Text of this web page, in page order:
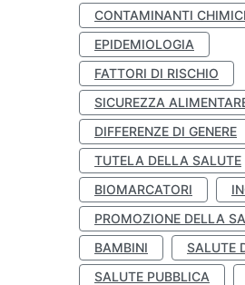
CONTAMINANTI CHIMICI
EPIDEMIOLOGIA
FATTORI DI RISCHIO
SICUREZZA
DIFFERENZE DI GENERE
TUTELA DELLA SALUTE
BIOMARCATORI
PROMOZIONE DELLA
BAMBINI
SALUTE
SALUTE PUBBLICA